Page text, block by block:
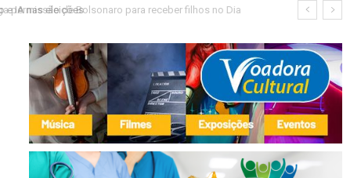
de Bolsonaro para receber filhos no Dia